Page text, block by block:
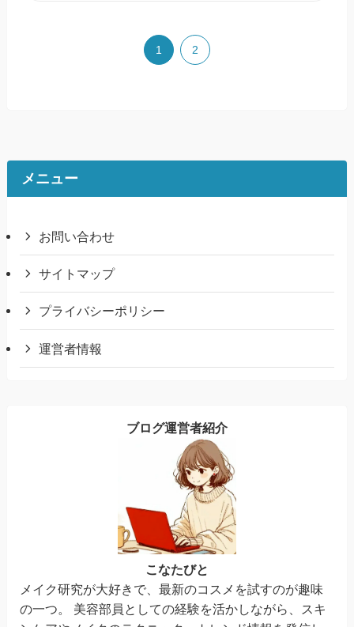
1 2
メニュー
お問い合わせ
サイトマップ
プライバシーポリシー
運営者情報
ブログ運営者紹介
こなたびと
メイク研究が大好きで、最新のコスメを試すのが趣味
の一つ。 美容部員としての経験を活かしながら、スキ